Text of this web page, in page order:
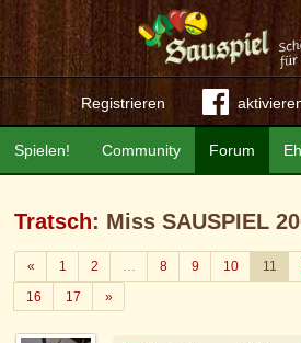
Registrieren
Community Forum
Spielen!
Tratsch: Miss SAUSPIEL
«Zurück
1 2 … 8 9 10 11
16
17 »Weiter